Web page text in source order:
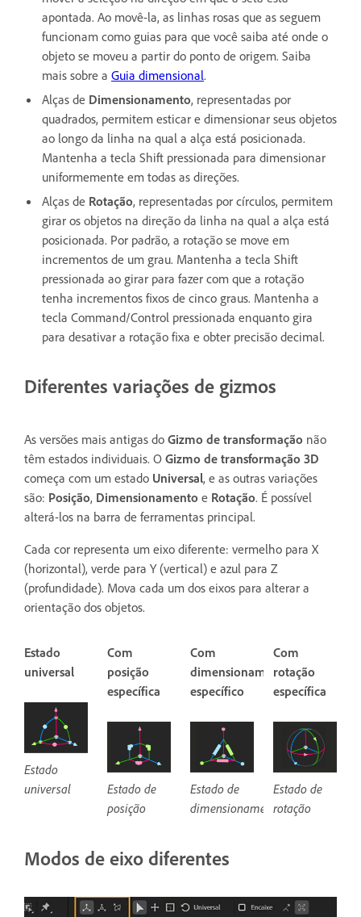
apontada. Ao movê-la, as linhas rosas que as seguem
funcionam como guias para que você saiba até onde o
objeto se moveu a partir do ponto de origem. Saiba
mais sobre a Guia dimensional.
Alças de Dimensionamento, representadas por
quadrados, permitem esticar e dimensionar seus objetos
ao longo da linha na qual a alça está posicionada.
Mantenha a tecla Shift pressionada para dimensionar
uniformemente em todas as direções.
Alças de Rotação, representadas por círculos, permitem
girar os objetos na direção da linha na qual a alça está
posicionada. Por padrão, a rotação se move em
incrementos de um grau. Mantenha a tecla Shift
pressionada ao girar para fazer com que a rotação
tenha incrementos fixos de cinco graus. Mantenha a
tecla Command/Control pressionada enquanto gira
para desativar a rotação fixa e obter precisão decimal.
Diferentes variações de gizmos
As versões mais antigas do Gizmo de transformação não
têm estados individuais. O Gizmo de transformação 3D
começa com um estado Universal, e as outras variações
são: Posição, Dimensionamento e Rotação. É possível
alterá-los na barra de ferramentas principal.
Cada cor representa um eixo diferente: vermelho para X
(horizontal), verde para Y (vertical) e azul para Z
(profundidade). Mova cada um dos eixos para alterar a
orientação dos objetos.
Estado
universal
Estado
universal
Com
posição
específica
Estado de
posição
Com
dimensionamento
específico
Estado de
dimensionamento
Com
rotação
específica
Estado de
rotação
Modos de eixo diferentes